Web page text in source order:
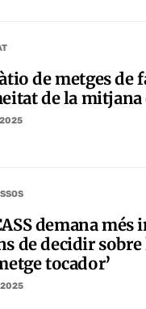
de metges de
de la mitjana
demana
de decidir
tocador’